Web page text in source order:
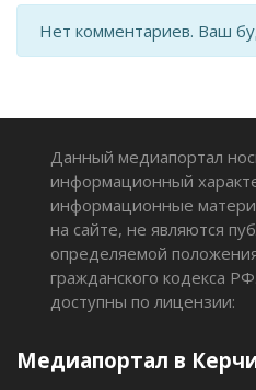
Нет комментариев. Ваш
Данный медиапортал
информационный
информационные
на сайте, не являются
определяемой
гражданского кодекса
доступны по лицензии:
Медиапортал в